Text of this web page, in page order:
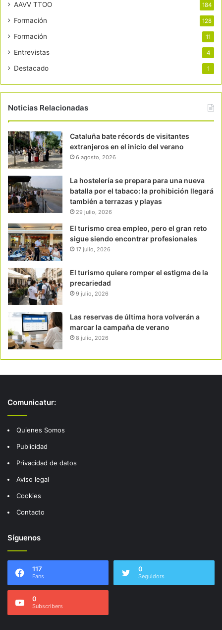
AAVV TTOO 184
Formación 128
Formación 11
Entrevistas 4
Destacado 1
Noticias Relacionadas
Cataluña bate récords de visitantes
extranjeros en el inicio del verano
6 agosto, 2026
La hostelería se prepara para una nueva
batalla por el tabaco: la prohibición llegará
también a terrazas y playas
29 julio, 2026
El turismo crea empleo, pero el gran reto
sigue siendo encontrar profesionales
17 julio, 2026
El turismo quiere romper el estigma de la
precariedad
9 julio, 2026
Las reservas de última hora volverán a
marcar la campaña de verano
8 julio, 2026
Comunicatur:
Quienes Somos
Publicidad
Privacidad de datos
Aviso legal
Cookies
Contacto
Síguenos
117
Fans
0
Seguidors
0
Subscribers